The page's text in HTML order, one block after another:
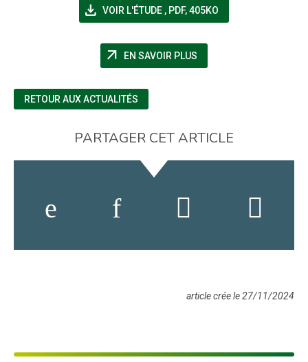
file_download VOIR L'ÉTUDE (NOUVELLE FENÊTRE)
, PDF, 405KO
arrow_outward EN SAVOIR PLUS
RETOUR AUX ACTUALITÉS
PARTAGER CET ARTICLE
article crée le 27/11/2024